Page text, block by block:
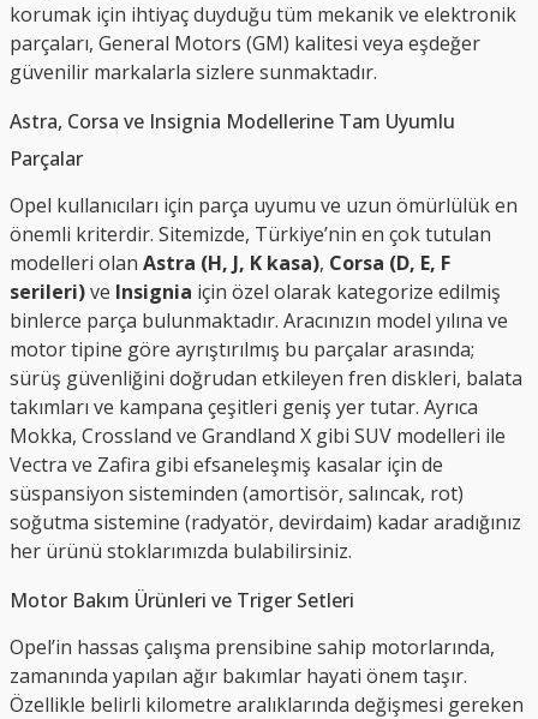
korumak için ihtiyaç duyduğu tüm mekanik ve elektronik
parçaları, General Motors (GM) kalitesi veya eşdeğer
güvenilir markalarla sizlere sunmaktadır.
Astra, Corsa ve Insignia Modellerine Tam Uyumlu
Parçalar
Opel kullanıcıları için parça uyumu ve uzun ömürlülük en
önemli kriterdir. Sitemizde, Türkiye’nin en çok tutulan
modelleri olan Astra (H, J, K kasa), Corsa (D, E, F
serileri)ve Insignia için özel olarak kategorize edilmiş
binlerce parça bulunmaktadır. Aracınızın model yılına ve
motor tipine göre ayrıştırılmış bu parçalar arasında;
sürüş güvenliğini doğrudan etkileyen fren diskleri, balata
takımları ve kampana çeşitleri geniş yer tutar. Ayrıca
Mokka, Crossland ve Grandland X gibi SUV modelleri ile
Vectra ve Zafira gibi efsaneleşmiş kasalar için de
süspansiyon sisteminden (amortisör, salıncak, rot)
soğutma sistemine (radyatör, devirdaim) kadar aradığınız
her ürünü stoklarımızda bulabilirsiniz.
Motor Bakım Ürünleri ve Triger Setleri
Opel’in hassas çalışma prensibine sahip motorlarında,
zamanında yapılan ağır bakımlar hayati önem taşır.
Özellikle belirli kilometre aralıklarında değişmesi gereken